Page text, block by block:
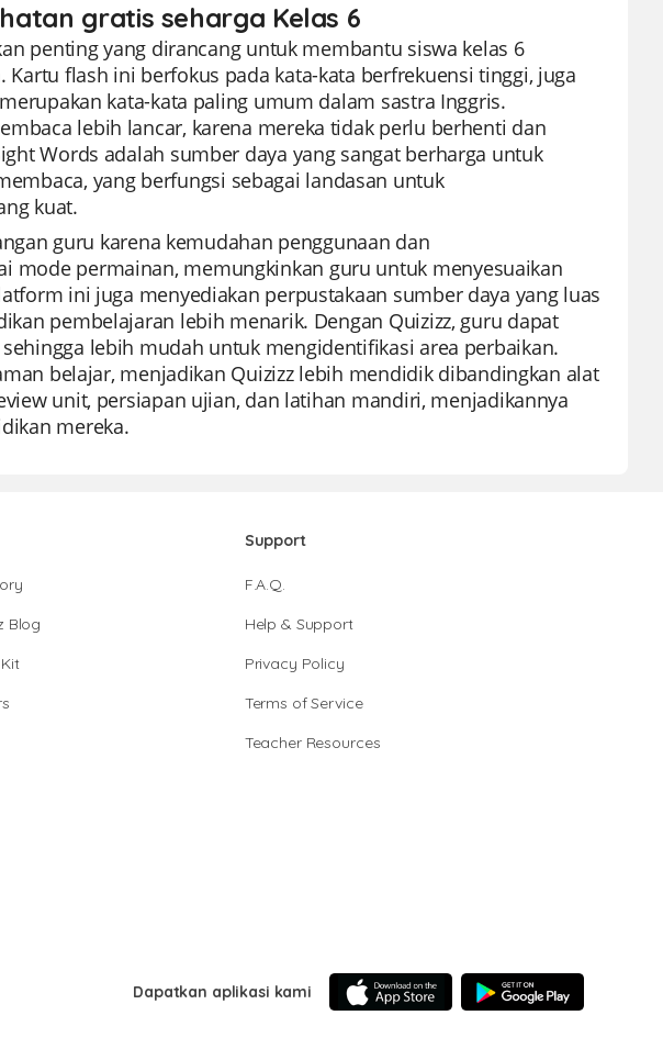
gratis seharga Kelas 6
penting yang dirancang untuk membantu siswa kelas 6
flash ini berfokus pada kata-kata berfrekuensi tinggi, juga
kata-kata paling umum dalam sastra Inggris.
lebih lancar, karena mereka tidak perlu berhenti dan
Words adalah sumber daya yang sangat berharga untuk
yang berfungsi sebagai landasan untuk
kuat.
guru karena kemudahan penggunaan dan
mode permainan, memungkinkan guru untuk menyesuaikan
ini juga menyediakan perpustakaan sumber daya yang luas
pembelajaran lebih menarik. Dengan Quizizz, guru dapat
lebih mudah untuk mengidentifikasi area perbaikan.
belajar, menjadikan Quizizz lebih mendidik dibandingkan alat
unit, persiapan ujian, dan latihan mandiri, menjadikannya
mereka.
Blog
Support
F.A.Q.
Help & Support
Privacy Policy
Terms of Service
Teacher Resources
Dapatkan aplikasi kami